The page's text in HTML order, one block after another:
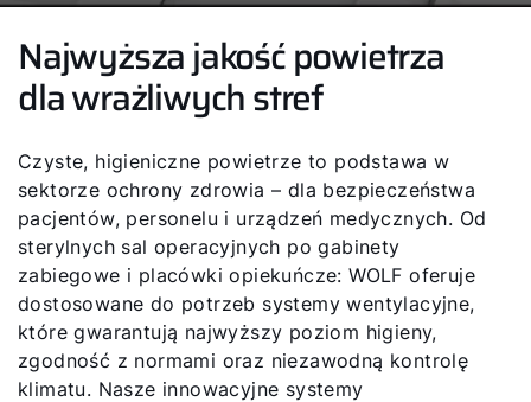
Najwyższa jakość powietrza
dla wrażliwych stref
Czyste, higieniczne powietrze to podstawa w
sektorze ochrony zdrowia – dla bezpieczeństwa
pacjentów, personelu i urządzeń medycznych. Od
sterylnych sal operacyjnych po gabinety
zabiegowe i placówki opiekuńcze: WOLF oferuje
dostosowane do potrzeb systemy wentylacyjne,
które gwarantują najwyższy poziom higieny,
zgodność z normami oraz niezawodną kontrolę
klimatu. Nasze innowacyjne systemy